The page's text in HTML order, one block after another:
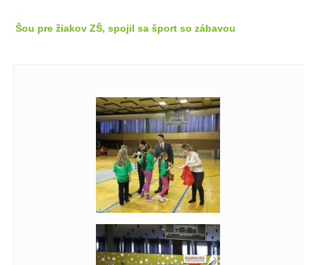
Šou pre žiakov ZŠ, spojil sa šport so zábavou